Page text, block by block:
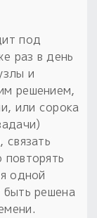
под
раз в день
и
решением,
или сорока
одной
решена